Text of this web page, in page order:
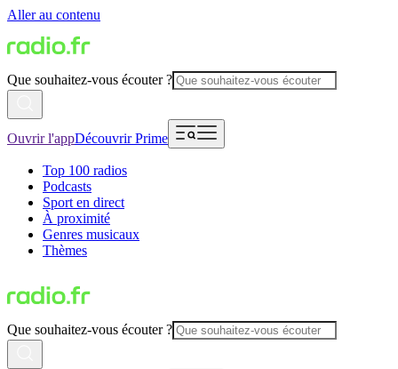
Aller au contenu
Que souhaitez-vous écouter ?
Ouvrir l'appDécouvrir Prime
Top 100 radios
Podcasts
Sport en direct
À proximité
Genres musicaux
Thèmes
Que souhaitez-vous écouter ?